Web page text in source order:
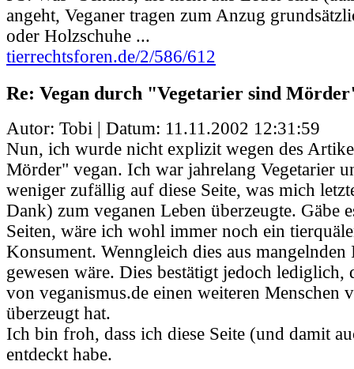
angeht, Veganer tragen zum Anzug
oder Holzschuhe ...
tierrechtsforen.de/2/586/612
Re: Vegan durch "Vegetarier sind
Autor: Tobi | Datum: 11.11.2002 12:31:59
Nun, ich wurde nicht explizit wegen des
Mörder" vegan. Ich war jahrelang Vegetarier
weniger zufällig auf diese Seite, was mich
Dank) zum veganen Leben überzeugte. Gäbe
Seiten, wäre ich wohl immer noch ein
Konsument. Wenngleich dies aus
gewesen wäre. Dies bestätigt jedoch lediglich,
von veganismus.de einen weiteren Menschen
überzeugt hat.
Ich bin froh, dass ich diese Seite (und damit
entdeckt habe.